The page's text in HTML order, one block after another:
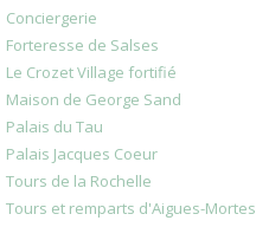
Conciergerie
Forteresse de Salses
Le Crozet Village fortifié
Maison de George Sand
Palais du Tau
Palais Jacques Coeur
Tours de la Rochelle
Tours et remparts d'Aigues-Mortes